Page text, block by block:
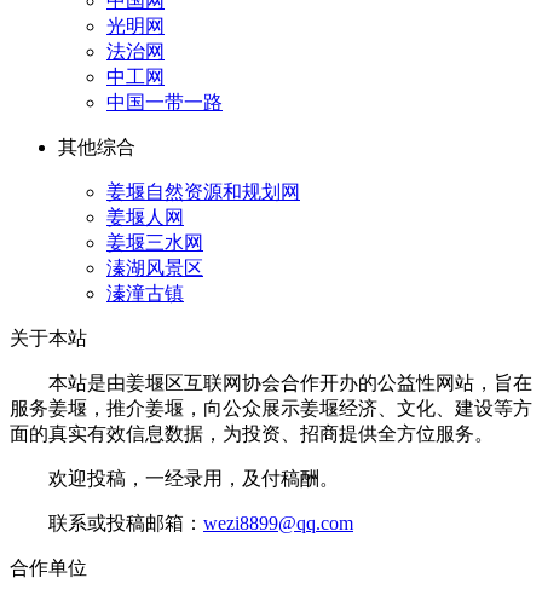
光明网
法治网
中工网
中国一带一路
其他综合
姜堰自然资源和规划网
姜堰人网
姜堰三水网
溱湖风景区
溱潼古镇
关于本站
本站是由姜堰区互联网协会合作开办的公益性网站，旨在
服务姜堰，推介姜堰，向公众展示姜堰经济、文化、建设等方
面的真实有效信息数据，为投资、招商提供全方位服务。
欢迎投稿，一经录用，及付稿酬。
联系或投稿邮箱： wezi8899@qq.com
合作单位